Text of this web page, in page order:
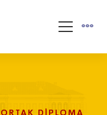
ORTAK DIPLOMA
ORTAK DIPLOMA
ORTAK DIPLOMA